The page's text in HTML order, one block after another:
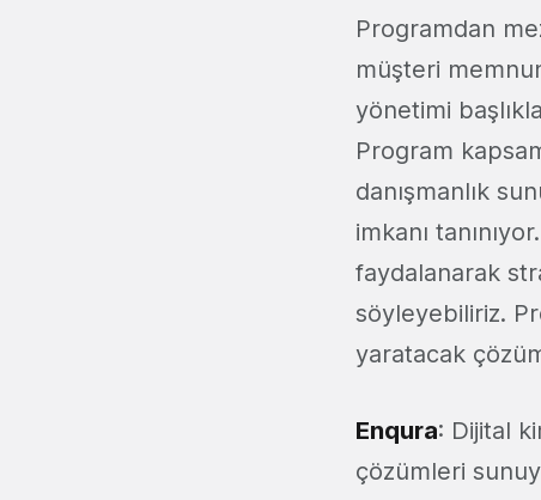
Programdan
müşteri
yönetimi
Program
danışmanlık
imkanı
faydalanarak
söyleyebiliriz.
yaratacak
Enqura: Dijital
çözümleri